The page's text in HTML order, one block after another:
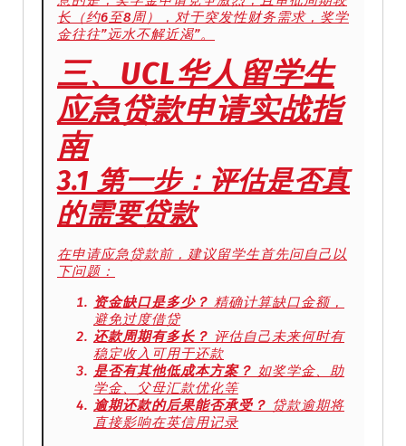
长（约6至8周），对于突发性财务需求，奖学
金往往”远水不解近渴”。
三、UCL华人留学生
应急贷款申请实战指
南
3.1 第一步：评估是否真
的需要贷款
在申请应急贷款前，建议留学生首先问自己以
下问题：
资金缺口是多少？ 精确计算缺口金额，
避免过度借贷
还款周期有多长？ 评估自己未来何时有
稳定收入可用于还款
是否有其他低成本方案？ 如奖学金、助
学金、父母汇款优化等
逾期还款的后果能否承受？ 贷款逾期将
直接影响在英信用记录